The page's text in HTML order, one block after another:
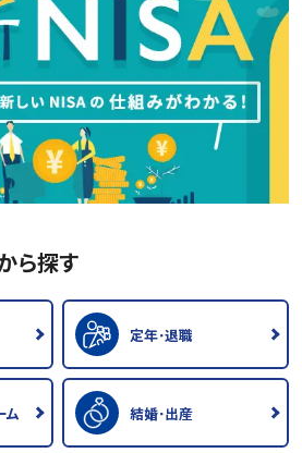
ら探す
定年･退職
ム 結婚･出産